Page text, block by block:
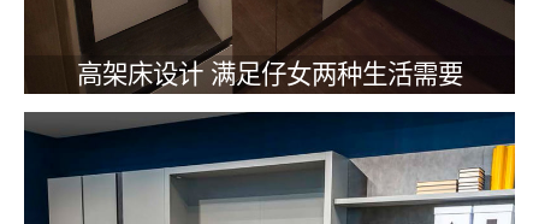
高架床设计 满足仔女两种生活需要